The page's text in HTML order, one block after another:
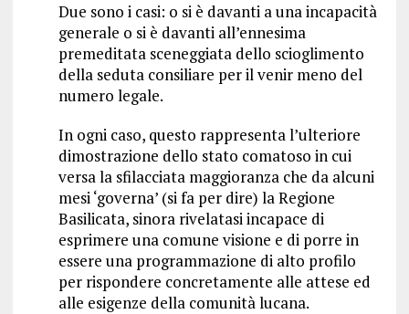
Due sono i casi: o si è davanti a una incapacità
generale o si è davanti all’ennesima
premeditata sceneggiata dello scioglimento
della seduta consiliare per il venir meno del
numero legale.
In ogni caso, questo rappresenta l’ulteriore
dimostrazione dello stato comatoso in cui
versa la sfilacciata maggioranza che da alcuni
mesi ‘governa’ (si fa per dire) la Regione
Basilicata, sinora rivelatasi incapace di
esprimere una comune visione e di porre in
essere una programmazione di alto profilo
per rispondere concretamente alle attese ed
alle esigenze della comunità lucana.